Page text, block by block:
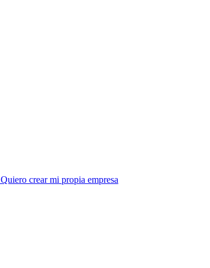
Quiero crear mi propia empresa